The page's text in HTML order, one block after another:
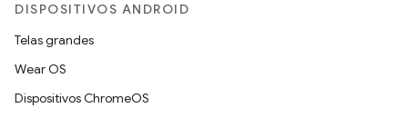
DISPOSITIVOS ANDROID
Telas grandes
Wear OS
Dispositivos ChromeOS